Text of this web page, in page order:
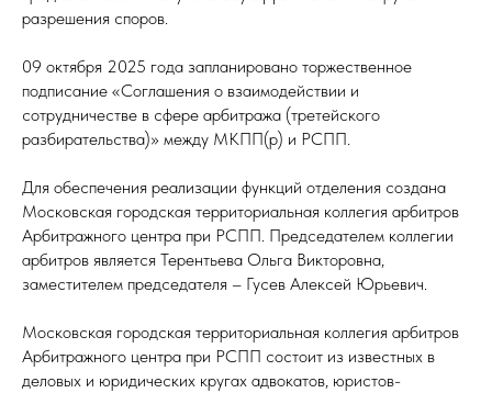
разрешения споров.
09 октября 2025 года запланировано торжественное
подписание «Соглашения о взаимодействии и
сотрудничестве в сфере арбитража (третейского
разбирательства)» между МКПП(р) и РСПП.
Для обеспечения реализации функций отделения создана
Московская городская территориальная коллегия арбитров
Арбитражного центра при РСПП. Председателем коллегии
арбитров является Терентьева Ольга Викторовна,
заместителем председателя – Гусев Алексей Юрьевич.
Московская городская территориальная коллегия арбитров
Арбитражного центра при РСПП состоит из известных в
деловых и юридических кругах адвокатов, юристов-